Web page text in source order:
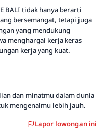
BALI tidak hanya berarti
bersemangat, tetapi juga
yang mendukung
menghargai kerja keras
kerja yang kuat.
dan minatmu dalam dunia
mengenalmu lebih jauh.
Lapor lowongan ini